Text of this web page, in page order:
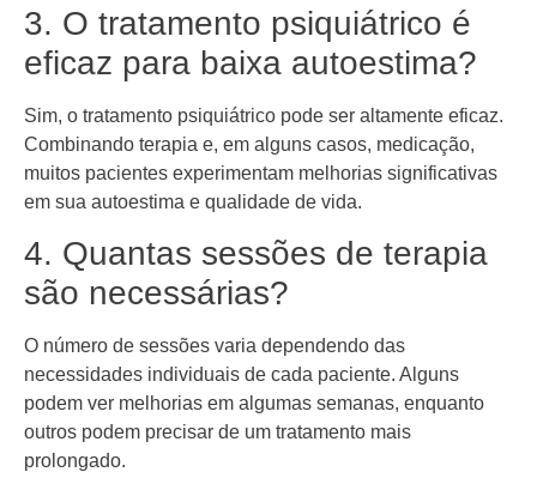
3. O tratamento psiquiátrico é
eficaz para baixa autoestima?
Sim, o tratamento psiquiátrico pode ser altamente eficaz.
Combinando terapia e, em alguns casos, medicação,
muitos pacientes experimentam melhorias significativas
em sua autoestima e qualidade de vida.
4. Quantas sessões de terapia
são necessárias?
O número de sessões varia dependendo das
necessidades individuais de cada paciente. Alguns
podem ver melhorias em algumas semanas, enquanto
outros podem precisar de um tratamento mais
prolongado.